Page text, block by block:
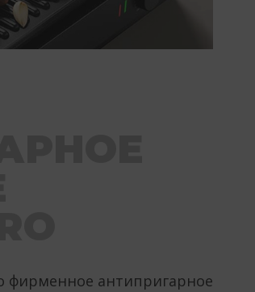
фирменное антипригарное